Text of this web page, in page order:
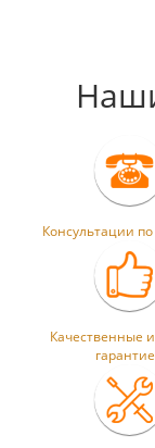
Консультации
Качественные